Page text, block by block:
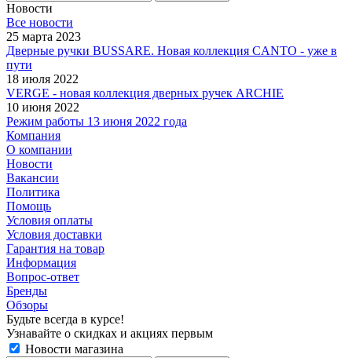
Новости
Все новости
25 марта 2023
Дверные ручки BUSSARE. Новая коллекция CANTO - уже в
пути
18 июля 2022
VERGE - новая коллекция дверных ручек ARCHIE
10 июня 2022
Режим работы 13 июня 2022 года
Компания
О компании
Новости
Вакансии
Политика
Помощь
Условия оплаты
Условия доставки
Гарантия на товар
Информация
Вопрос-ответ
Бренды
Обзоры
Будьте всегда в курсе!
Узнавайте о скидках и акциях первым
Новости магазина